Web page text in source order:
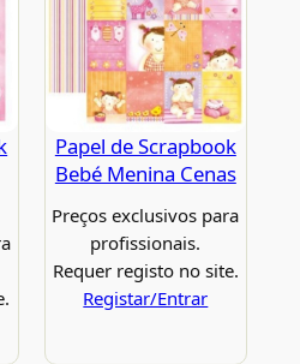
Papel de Scrapbook
Bebé Menina Cenas
Preços exclusivos para
profissionais.
Requer registo no site.
Registar/Entrar